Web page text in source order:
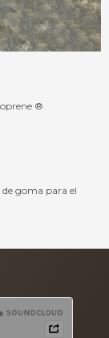
®
de goma para el